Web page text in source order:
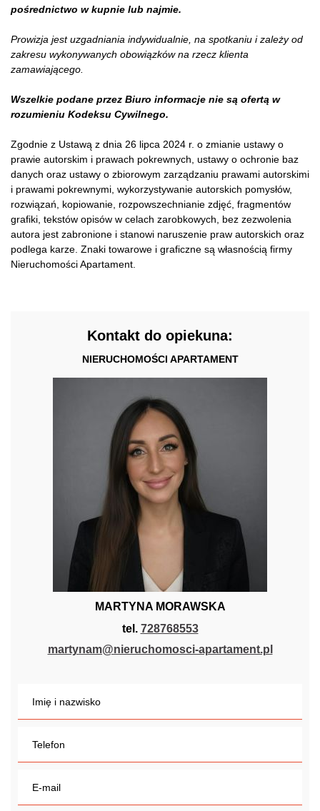
pośrednictwo w kupnie lub najmie.
Prowizja jest uzgadniania indywidualnie, na spotkaniu i zależy od
zakresu wykonywanych obowiązków na rzecz klienta
zamawiającego.
Wszelkie podane przez Biuro informacje nie są ofertą w
rozumieniu Kodeksu Cywilnego.
Zgodnie z Ustawą z dnia 26 lipca 2024 r. o zmianie ustawy o
prawie autorskim i prawach pokrewnych, ustawy o ochronie baz
danych oraz ustawy o zbiorowym zarządzaniu prawami autorskimi
i prawami pokrewnymi, wykorzystywanie autorskich pomysłów,
rozwiązań, kopiowanie, rozpowszechnianie zdjęć, fragmentów
grafiki, tekstów opisów w celach zarobkowych, bez zezwolenia
autora jest zabronione i stanowi naruszenie praw autorskich oraz
podlega karze. Znaki towarowe i graficzne są własnością firmy
Nieruchomości Apartament.
Kontakt do opiekuna:
NIERUCHOMOŚCI APARTAMENT
MARTYNA MORAWSKA
tel. 728768553
martynam@nieruchomosci-apartament.pl